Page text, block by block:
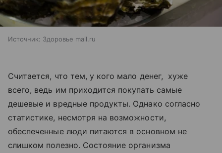
Источник: Здоровье mail.ru
Считается, что тем, у кого мало денег, хуже
всего, ведь им приходится покупать самые
дешевые и вредные продукты. Однако согласно
статистике, несмотря на возможности,
обеспеченные люди питаются в основном не
слишком полезно. Состояние организма